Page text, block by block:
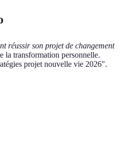
réussir son projet de changement
la transformation personnelle.
projet nouvelle vie 2026".